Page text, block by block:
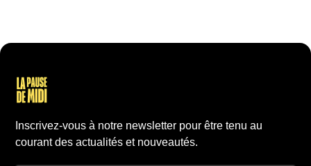
Inscrivez-vous à notre newsletter pour être tenu au
courant des actualités et nouveautés.